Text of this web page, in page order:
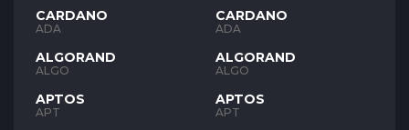
CARDANO
ADA
ALGORAND
ALGO
APTOS
APT
CARDANO
ADA
ALGORAND
ALGO
APTOS
APT